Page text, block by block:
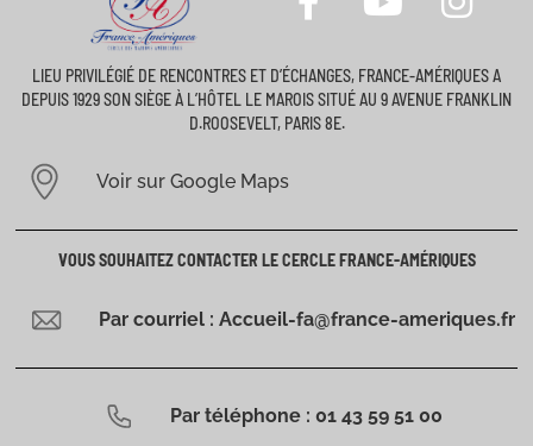
LIEU PRIVILÉGIÉ DE RENCONTRES ET D’ÉCHANGES, FRANCE-AMÉRIQUES A
DEPUIS 1929 SON SIÈGE À L’HÔTEL LE MAROIS SITUÉ AU 9 AVENUE FRANKLIN
D.ROOSEVELT, PARIS 8E.
Voir sur Google Maps
VOUS SOUHAITEZ CONTACTER LE CERCLE FRANCE-AMÉRIQUES
Par courriel : Accueil-fa@france-ameriques.fr
Par téléphone : 01 43 59 51 00